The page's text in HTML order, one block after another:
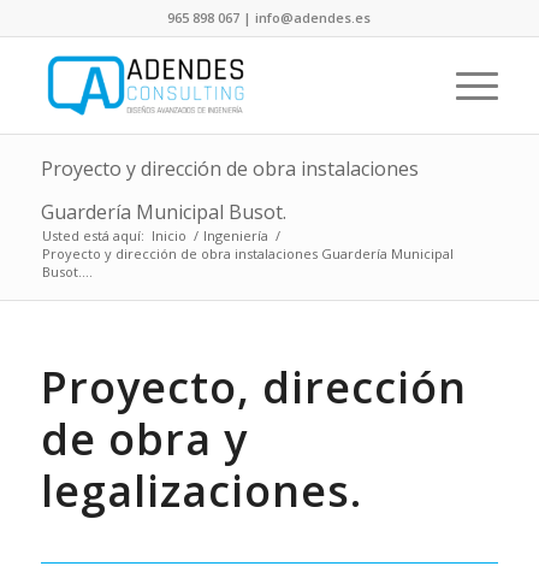
965 898 067 | info@adendes.es
Proyecto y dirección de obra instalaciones
Guardería Municipal Busot.
Usted está aquí: Inicio / Ingeniería /
Proyecto y dirección de obra instalaciones Guardería Municipal
Busot....
Proyecto, dirección
de obra y
legalizaciones.